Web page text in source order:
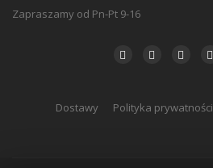
Zapraszamy od Pn-Pt 9-16
Dostawy Polityka prywatności